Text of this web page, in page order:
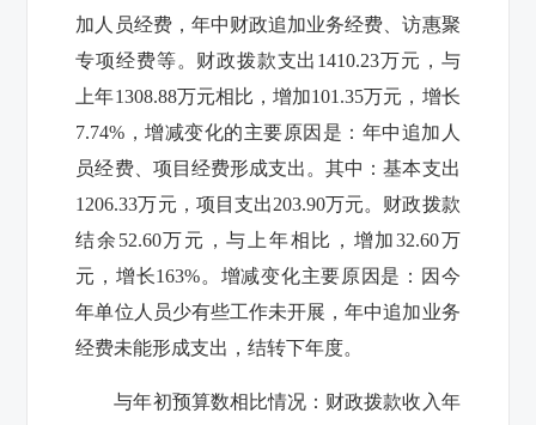
加人员经费，年中财政追加业务经费、访惠聚
专项经费等。财政拨款支出 1410.23万元，与
上年1308.88万元相比，增加101.35万元，增长
7.74% ，增减变化的主要原因是：年中追加人
员经费、项目经费形成支出。其中：基本支出
1206.33万元，项目支出203.90万元。财政拨款
结余 52.60万元，与上年相比，增加32.60万
元，增长163%。增减变化主要原因是：因今
年单位人员少有些工作未开展，年中追加业务
经费未能形成支出，结转下年度。
与年初预算数相比情况：财政拨款收入年